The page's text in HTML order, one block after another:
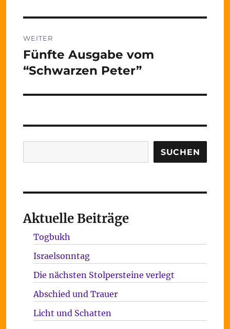
WEITER
Nächster
Beitrag:
Fünfte Ausgabe vom
“Schwarzen Peter”
SUCHEN
Aktuelle Beiträge
Togbukh
Israelsonntag
Die nächsten Stolpersteine verlegt
Abschied und Trauer
Licht und Schatten